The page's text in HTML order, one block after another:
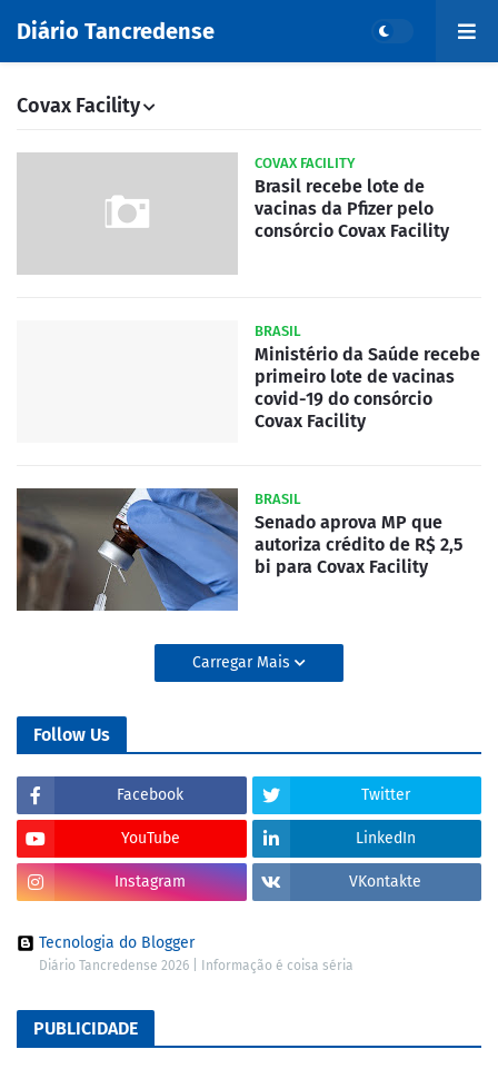
Diário Tancredense
Covax Facility
COVAX FACILITY
Brasil recebe lote de
vacinas da Pfizer pelo
consórcio Covax Facility
BRASIL
Ministério da Saúde recebe
primeiro lote de vacinas
covid-19 do consórcio
Covax Facility
BRASIL
Senado aprova MP que
autoriza crédito de R$ 2,5
bi para Covax Facility
Carregar Mais
Follow Us
Facebook Twitter
YouTube LinkedIn
Instagram VKontakte
Tecnologia do Blogger
Diário Tancredense 2026 | Informação é coisa séria
PUBLICIDADE